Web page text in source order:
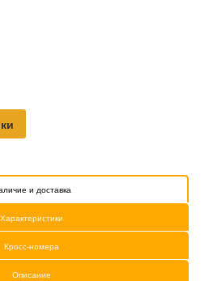
и доставка
Характеристики
Кросс-номера
Описание